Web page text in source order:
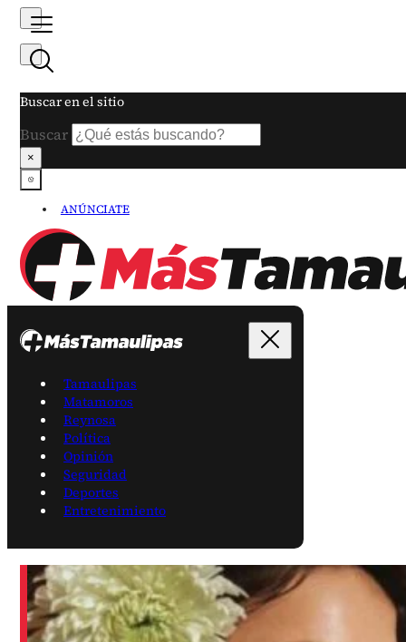
Buscar en el sitio
Buscar
×
ANÚNCIATE
Tamaulipas
Matamoros
Reynosa
Política
Opinión
Seguridad
Deportes
Entretenimiento